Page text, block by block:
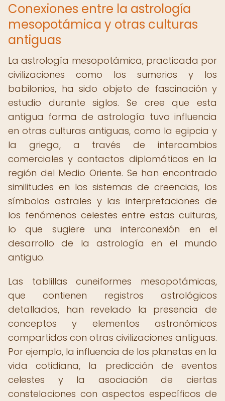
Conexiones entre la astrología
mesopotámica y otras culturas
antiguas
La astrología mesopotámica, practicada por
civilizaciones como los sumerios y los
babilonios, ha sido objeto de fascinación y
estudio durante siglos. Se cree que esta
antigua forma de astrología tuvo influencia
en otras culturas antiguas, como la egipcia y
la griega, a través de intercambios
comerciales y contactos diplomáticos en la
región del Medio Oriente. Se han encontrado
similitudes en los sistemas de creencias, los
símbolos astrales y las interpretaciones de
los fenómenos celestes entre estas culturas,
lo que sugiere una interconexión en el
desarrollo de la astrología en el mundo
antiguo.
Las tablillas cuneiformes mesopotámicas,
que contienen registros astrológicos
detallados, han revelado la presencia de
conceptos y elementos astronómicos
compartidos con otras civilizaciones antiguas.
Por ejemplo, la influencia de los planetas en la
vida cotidiana, la predicción de eventos
celestes y la asociación de ciertas
constelaciones con aspectos específicos de